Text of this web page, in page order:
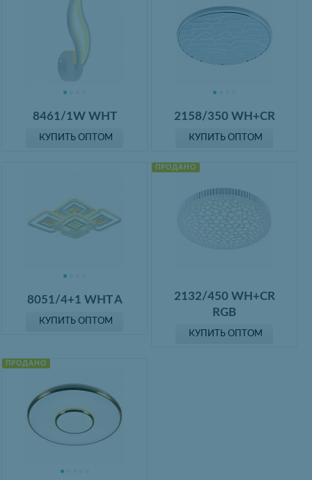
8461/1W WHT
КУПИТЬ ОПТОМ
2158/350 WH+CR
КУПИТЬ ОПТОМ
8051/4+1 WHT A
КУПИТЬ ОПТОМ
ПРОДАНО
2132/450 WH+CR
RGB
КУПИТЬ ОПТОМ
ПРОДАНО